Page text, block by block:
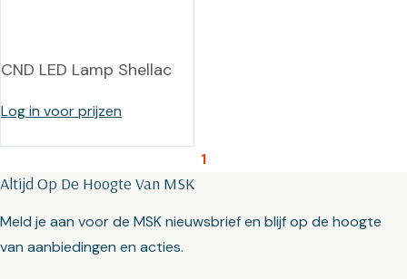
CND LED Lamp Shellac
Log in voor prijzen
1
Altijd Op De Hoogte Van MSK
Meld je aan voor de MSK nieuwsbrief en blijf op de hoogte
van aanbiedingen en acties.